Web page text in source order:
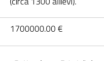
1700000.00 €